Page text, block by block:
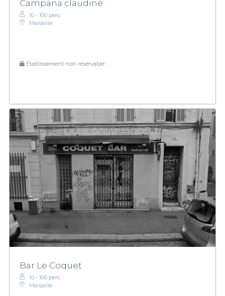
Campana claudine
10 - 100 pers.
Marseille
Établissement non réservable
Bar Le Coquet
10 - 100 pers.
Marseille